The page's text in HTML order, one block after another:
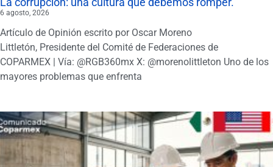
6 agosto, 2026
Artículo de Opinión escrito por Oscar Moreno
Littletón, Presidente del Comité de Federaciones de
COPARMEX | Vía: @RGB360mx X: @morenolittleton Uno de los
mayores problemas que enfrenta